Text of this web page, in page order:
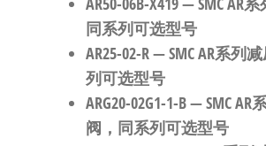
同系列可选型号
AR25-02-R— SMC AR系列
列可选型号
ARG20-02G1-1-B— SMC AR
阀，同系列可选型号